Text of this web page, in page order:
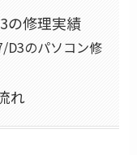
の修理実績
D3のパソコン修
れ